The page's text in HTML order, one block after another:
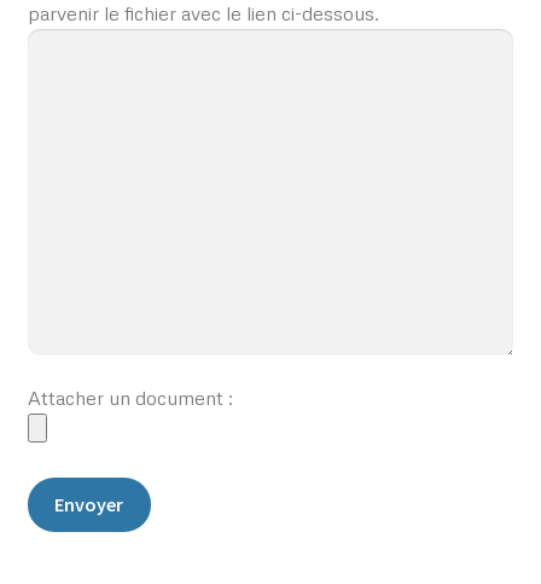
parvenir le fichier avec le lien ci-dessous.
Attacher un document :